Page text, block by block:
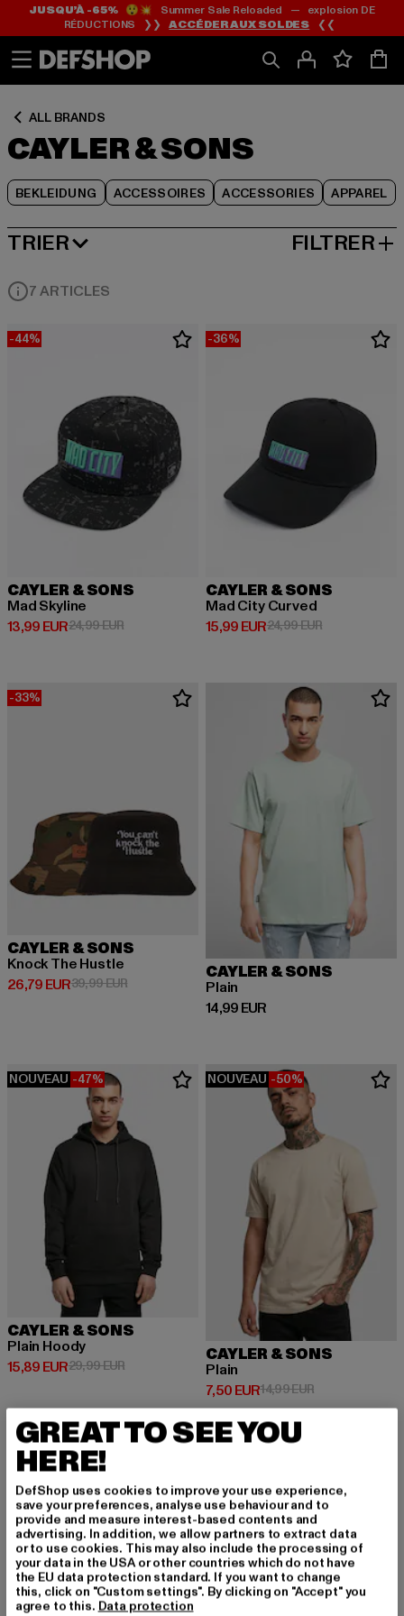
Passer
au
Passer
au
de
JUSQU’À -65%😲💥 Summer Sale Reloaded — explosion DE
RÉDUCTIONS ❯❯ACCÉDER AUX SOLDES ❮❮
ALL BRANDS
CAYLER & SONS
BEKLEIDUNG ACCESSOIRES ACCESSORIES APPAREL
Passer
au
de
TRIER
MEILLEURES VENTES FILTRER
7 ARTICLES
-44%
CAYLER & SONS
Mad Skyline
13,99 EUR
Prix courant: 13,99 EUR
24,99 EURPrix en promotion: 24,99 EUR
-36%
CAYLER & SONS
Mad City Curved
15,99 EUR
Prix courant: 15,99 EUR
24,99 EURPrix en
-33%
CAYLER & SONS
Knock The Hustle
26,79 EUR
Prix courant: 26,79 EUR
39,99 EURPrix en promotion: 39,99 EUR
CAYLER & SONS
Plain
14,99 EUR
Prix courant: 14,99 EUR
NOUVEAU -47%
CAYLER & SONS
Plain Hoody
15,89 EUR
Prix courant: 15,89 EUR
29,99 EURPrix en promotion: 29,99 EUR
NOUVEAU -50%
CAYLER & SONS
Plain
7,50 EUR
Prix courant: 7,50 EUR
14,99 EURPrix en
-50%
GREAT TO SEE YOU
HERE!
DefShop uses cookies to improve your use experience,
save your preferences, analyse use behaviour and to
provide and measure interest-based contents and
advertising. In addition, we allow partners to extract data
or to use cookies. This may also include the processing of
your data in the USA or other countries which do not have
the EU data protection standard. If you want to change
this, click on "Custom settings". By clicking on "Accept" you
agree to this. Data protection